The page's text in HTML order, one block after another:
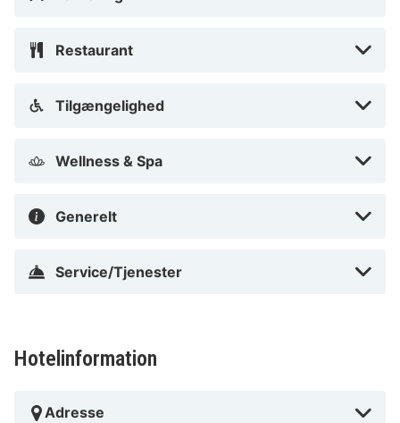
Restaurant
Tilgængelighed
Wellness & Spa
Generelt
Service/Tjenester
Hotelinformation
Adresse